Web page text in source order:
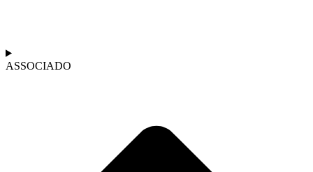
ASSOCIADO